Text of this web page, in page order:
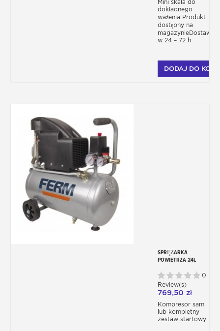
Mini skala do
dokładnego
ważenia Produkt
dostępny na
magazynieDostawa
w 24 – 72 h
DODAJ DO
SPRĘŻARKA
POWIETRZA 24L
PNEUMATYCZNYCH0
Review(s)
769,50 zł
Kompresor sam
lub kompletny
zestaw startowy